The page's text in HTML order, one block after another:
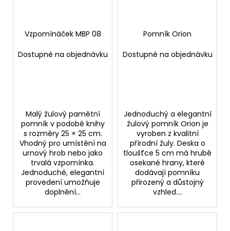
Vzpomínáček MBP 08
Dostupné na objednávku
Malý žulový pamětní
pomník v podobě knihy
s rozměry 25 × 25 cm.
Vhodný pro umístění na
urnový hrob nebo jako
trvalá vzpomínka.
Jednoduché, elegantní
provedení umožňuje
doplnění...
Pomník Orion
Dostupné na objednávku
Jednoduchý a elegantní
žulový pomník Orion je
vyroben z kvalitní
přírodní žuly. Deska o
tloušťce 5 cm má hrubě
osekané hrany, které
dodávají pomníku
přirozený a důstojný
vzhled....